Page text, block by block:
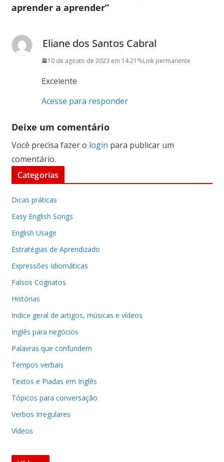
aprender a aprender”
Eliane dos Santos Cabral
10 de agosto de 2023 em 14:21 Link permanente
Excelente
Acesse para responder
Deixe um comentário
Você precisa fazer o login para publicar um
comentário.
Categorias
Dicas práticas
Easy English Songs
English Usage
Estratégias de Aprendizado
Expressões Idiomáticas
Falsos Cognatos
Histórias
Indice geral de artigos, músicas e vídeos
Inglês para negócios
Palavras que confundem
Tempos verbais
Textos e Piadas em Inglês
Tópicos para conversação
Verbos Irregulares
Vídeos